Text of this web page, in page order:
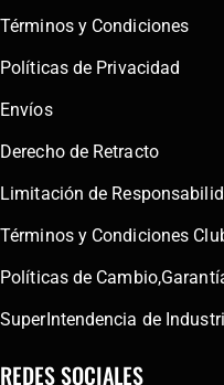
Términos y Condiciones
Políticas de Privacidad
Envíos
Derecho de Retracto
Limitación de
Términos y Condiciones
Políticas de
SuperIntendencia de
REDES SOCIALES